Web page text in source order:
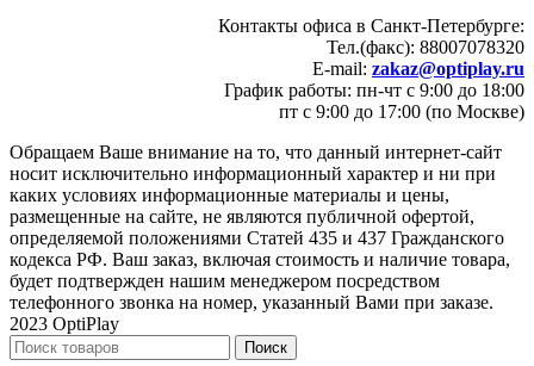
Контакты офиса в Санкт-Петербурге:
Тел.(факс): 88007078320
E-mail: zakaz@optiplay.ru
График работы: пн-чт с 9:00 до 18:00
пт с 9:00 до 17:00 (по Москве)
Обращаем Ваше внимание на то, что данный интернет-сайт
носит исключительно информационный характер и ни при
каких условиях информационные материалы и цены,
размещенные на сайте, не являются публичной офертой,
определяемой положениями Статей 435 и 437 Гражданского
кодекса РФ. Ваш заказ, включая стоимость и наличие товара,
будет подтвержден нашим менеджером посредством
телефонного звонка на номер, указанный Вами при заказе.
2023 OptiPlay
Поиск